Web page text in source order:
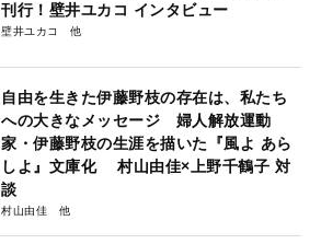
刊行！壁井ユカコ インタビュー
壁井ユカコ
自由を生きた伊藤野枝の存在は、私たち
への大きなメッセージ 婦人解放運動
家・伊藤野枝の生涯を描いた『風よ あら
しよ』文庫化 村山由佳×上野千鶴子 対
談
村山由佳